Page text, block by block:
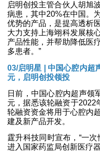
启明创投主管合伙人胡旭
病患，其中20%在中国。
优势的产品，是提高透析
大力支持上海翊科发展核
产品性能，并帮助降低医
多患者。”
03/启明星 | 中国心腔内超
元，启明创投领投
日前，中国心腔内超声领
元，据悉该轮融资于2022
轮融资资金将用于心腔内
建及新产品开发。
霆升科技同时宣布，“一
进入国家药监局创新医疗